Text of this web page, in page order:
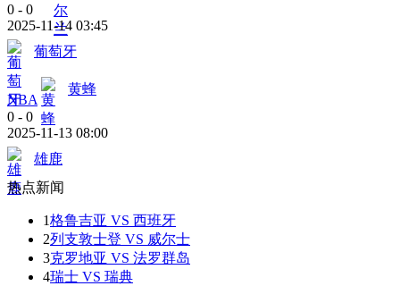
0 - 0
2025-11-14 03:45
葡萄牙
NBA
黄蜂
0 - 0
2025-11-13 08:00
雄鹿
热点新闻
1格鲁吉亚 VS 西班牙
2列支敦士登 VS 威尔士
3克罗地亚 VS 法罗群岛
4瑞士 VS 瑞典